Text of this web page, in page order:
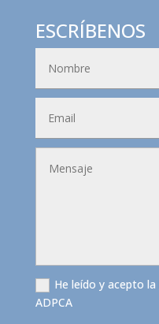
ESCRÍBENOS
He leído y acepto la
ADPCA